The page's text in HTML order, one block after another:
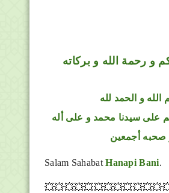
و رحمة الله و بركاته
الله و الحمد لله
على سيدنا محمد و على أله
صحبه أجمعين
Salam SahabatHanapi Bani.